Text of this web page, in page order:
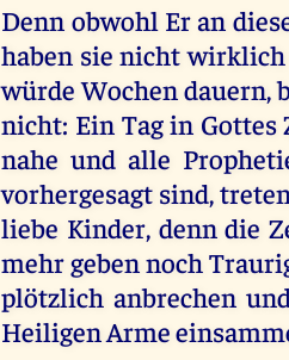
Denn obwohl Er an
haben sie nicht wirklich
würde Wochen dauern,
nicht: Ein Tag in Gottes
nahe und alle
vorhergesagt sind,
liebe Kinder, denn die
mehr geben noch
plötzlich anbrechen
Heiligen Arme